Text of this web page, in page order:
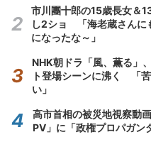
市川團十郎の15歳長女＆
し2ショ 「海老蔵さんに
になったな～」
NHK朝ドラ「風、薫る」
ト登場シーンに沸く 「
い」
高市首相の被災地視察動
PV」に「政権プロパガン